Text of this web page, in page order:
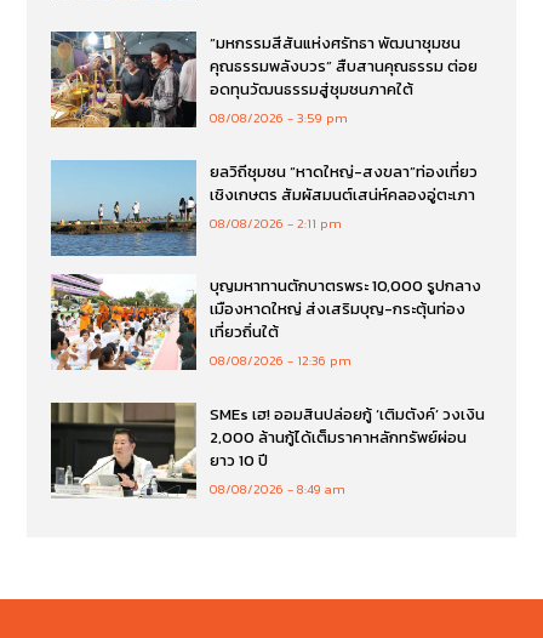
“มหกรรมสีสันแห่งศรัทธา พัฒนาชุมชน
คุณธรรมพลังบวร” สืบสานคุณธรรม ต่อย
อดทุนวัฒนธรรมสู่ชุมชนภาคใต้
08/08/2026 3:59 pm
ยลวิถีชุมชน “หาดใหญ่-สงขลา”ท่องเที่ยว
เชิงเกษตร สัมผัสมนต์เสน่ห์คลองอู่ตะเภา
08/08/2026 2:11 pm
บุญมหาทานตักบาตรพระ 10,000 รูปกลาง
เมืองหาดใหญ่ ส่งเสริมบุญ-กระตุ้นท่อง
เที่ยวถิ่นใต้
08/08/2026 12:36 pm
SMEs เฮ! ออมสินปล่อยกู้ ‘เติมตังค์’ วงเงิน
2,000 ล้านกู้ได้เต็มราคาหลักทรัพย์ผ่อน
ยาว 10 ปี
08/08/2026 8:49 am